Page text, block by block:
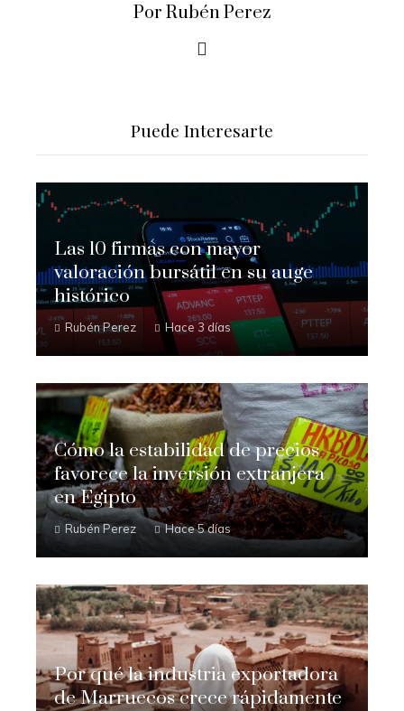
Por Rubén Perez
Puede Interesarte
Las 10 firmas con mayor
valoración bursátil en su auge
histórico
Rubén Perez Hace 3 días
Cómo la estabilidad de precios
favorece la inversión extranjera
en Egipto
Rubén Perez Hace 5 días
Por qué la industria exportadora
de Marruecos crece rápidamente